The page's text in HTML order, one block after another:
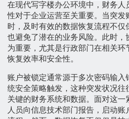
在现代写字楼办公环境中，财务人
性对于企业运营至关重要。当突发
时，及时有效的数据恢复流程不仅
也避免了潜在的业务风险。此时，
为重要，尤其是行政部门在相关
恢复效率和安全性。
账户被锁定通常源于多次密码输入
统安全策略触发，这种突发状况往
关键的财务系统和数据。面对这一
人员向信息技术部门报告，启动